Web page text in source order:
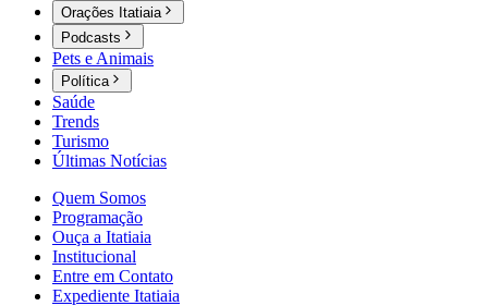
Orações Itatiaia
Podcasts
Pets e Animais
Política
Saúde
Trends
Turismo
Últimas Notícias
Quem Somos
Programação
Ouça a Itatiaia
Institucional
Entre em Contato
Expediente Itatiaia